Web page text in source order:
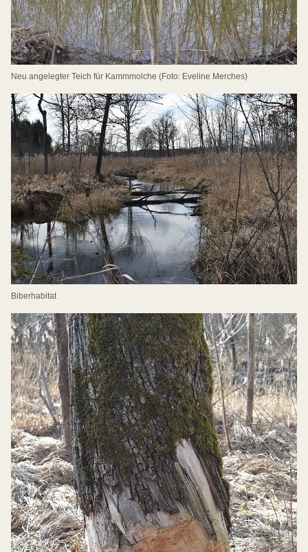
Neu angelegter Teich für Kammmolche (Foto: Eveline Merches)
Biberhabitat